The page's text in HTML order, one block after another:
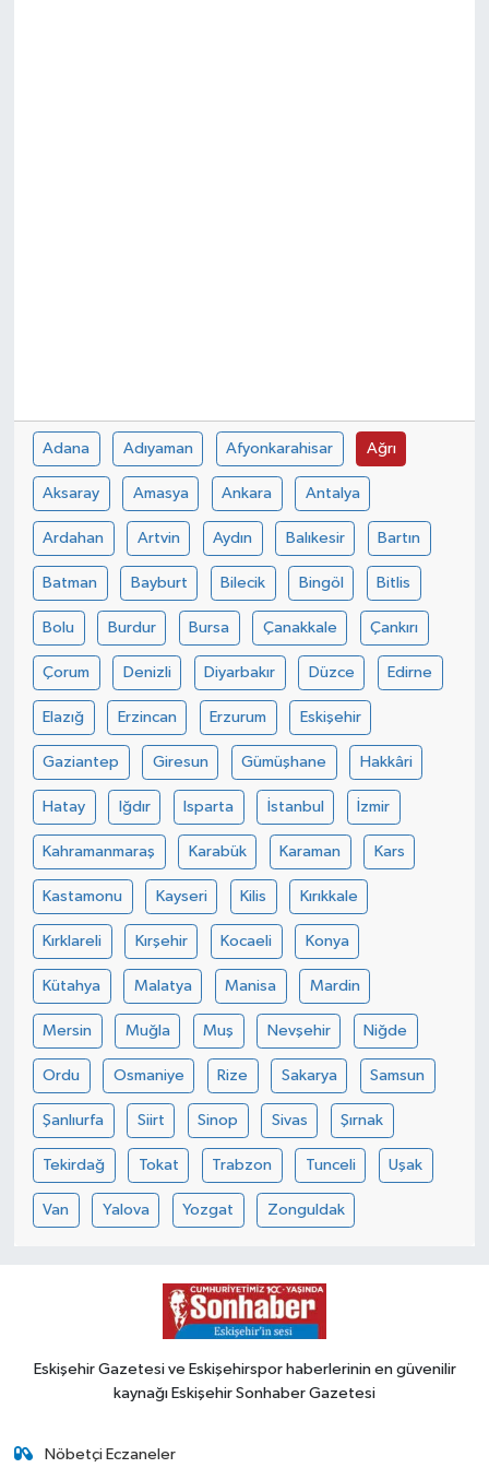
Adana Adıyaman Afyonkarahisar Ağrı
Aksaray Amasya Ankara Antalya
Ardahan Artvin Aydın Balıkesir Bartın
Batman Bayburt Bilecik Bingöl Bitlis
Bolu Burdur Bursa Çanakkale Çankırı
Çorum Denizli Diyarbakır Düzce Edirne
Elazığ Erzincan Erzurum Eskişehir
Gaziantep Giresun Gümüşhane Hakkâri
Hatay Iğdır Isparta İstanbul İzmir
Kahramanmaraş Karabük Karaman Kars
Kastamonu Kayseri Kilis Kırıkkale
Kırklareli Kırşehir Kocaeli Konya
Kütahya Malatya Manisa Mardin
Mersin Muğla Muş Nevşehir Niğde
Ordu Osmaniye Rize Sakarya Samsun
Şanlıurfa Siirt Sinop Sivas Şırnak
Tekirdağ Tokat Trabzon Tunceli Uşak
Van Yalova Yozgat Zonguldak
Eskişehir Gazetesi ve Eskişehirspor haberlerinin en güvenilir
kaynağı Eskişehir Sonhaber Gazetesi
Nöbetçi Eczaneler